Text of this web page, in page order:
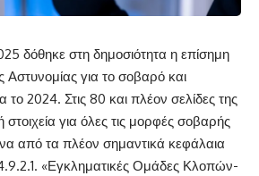
δόθηκε στη δημοσιότητα η επίσημη
Αστυνομίας για το σοβαρό και
2024. Στις 80 και πλέον σελίδες της
για όλες τις μορφές σοβαρής
από τα πλέον σημαντικά κεφάλαια
4.9.2.1. «Εγκληματικές Ομάδες Κλοπών-